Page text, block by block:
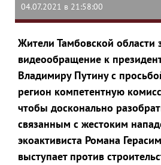
04.07.2021 в 21:58:00
Жители Тамбовской области
видеообращение к
Владимиру Путину с
регион компетентную
чтобы досконально
связанным с жестоким
экоактивиста Романа
выступает против